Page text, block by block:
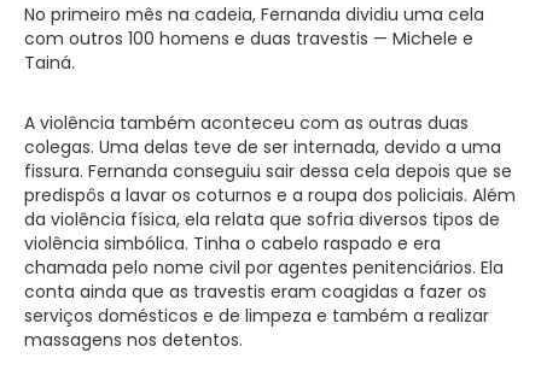
No primeiro mês na cadeia, Fernanda dividiu uma cela
com outros 100 homens e duas travestis — Michele e
Tainá.
A violência também aconteceu com as outras duas
colegas. Uma delas teve de ser internada, devido a uma
fissura. Fernanda conseguiu sair dessa cela depois que se
predispôs a lavar os coturnos e a roupa dos policiais. Além
da violência física, ela relata que sofria diversos tipos de
violência simbólica. Tinha o cabelo raspado e era
chamada pelo nome civil por agentes penitenciários. Ela
conta ainda que as travestis eram coagidas a fazer os
serviços domésticos e de limpeza e também a realizar
massagens nos detentos.